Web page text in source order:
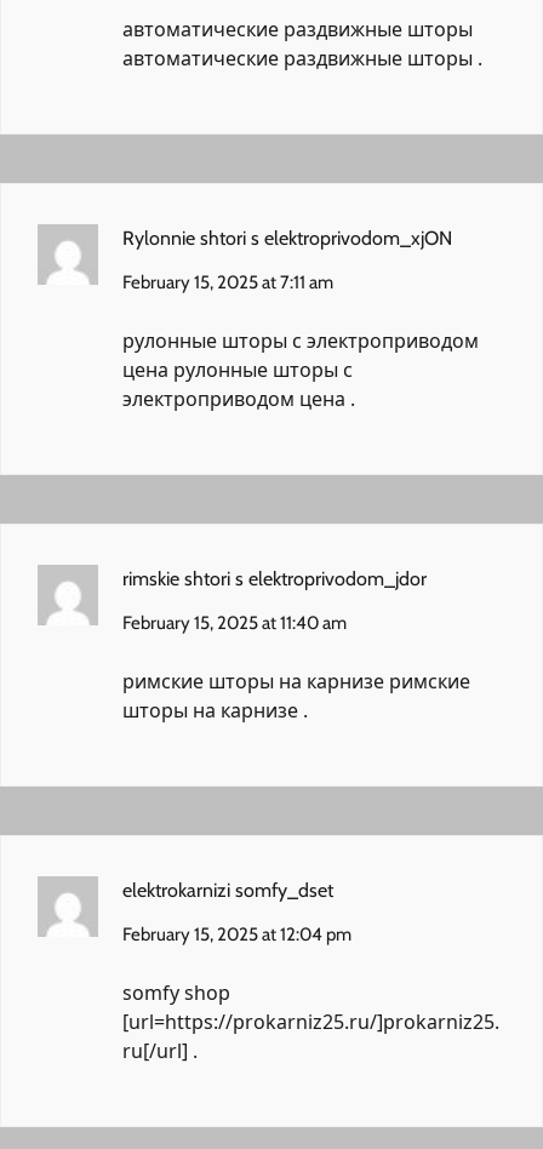
автоматические раздвижные шторы
автоматические раздвижные шторы .
Rylonnie shtori s elektroprivodom_xjON
February 15, 2025 at 7:11 am
рулонные шторы с электроприводом
цена рулонные шторы с
электроприводом цена .
rimskie shtori s elektroprivodom_jdor
February 15, 2025 at 11:40 am
римские шторы на карнизе римские
шторы на карнизе .
elektrokarnizi somfy_dset
February 15, 2025 at 12:04 pm
somfy shop
[url=https://prokarniz25.ru/]prokarniz25.
ru[/url] .